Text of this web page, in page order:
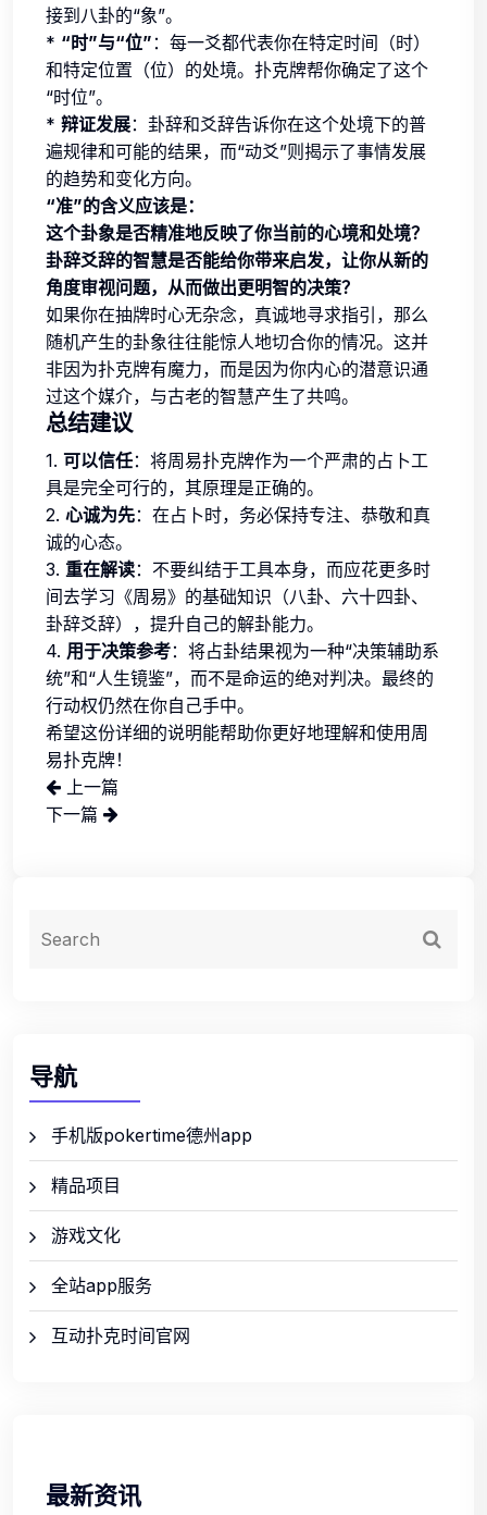
接到八卦的“象”。
* “时”与“位” ：每一爻都代表你在特定时间（时）
和特定位置（位）的处境。扑克牌帮你确定了这个
“时位”。
* 辩证发展：卦辞和爻辞告诉你在这个处境下的普
遍规律和可能的结果，而“动爻”则揭示了事情发展
的趋势和变化方向。
“准”的含义应该是：
这个卦象是否精准地反映了你当前的心境和处境？
卦辞爻辞的智慧是否能给你带来启发，让你从新的
角度审视问题，从而做出更明智的决策？
如果你在抽牌时心无杂念，真诚地寻求指引，那么
随机产生的卦象往往能惊人地切合你的情况。这并
非因为扑克牌有魔力，而是因为你内心的潜意识通
过这个媒介，与古老的智慧产生了共鸣。
总结建议
1. 可以信任：将周易扑克牌作为一个严肃的占卜工
具是完全可行的，其原理是正确的。
2. 心诚为先：在占卜时，务必保持专注、恭敬和真
诚的心态。
3. 重在解读：不要纠结于工具本身，而应花更多时
间去学习《周易》的基础知识（八卦、六十四卦、
卦辞爻辞），提升自己的解卦能力。
4. 用于决策参考：将占卦结果视为一种“决策辅助系
统”和“人生镜鉴”，而不是命运的绝对判决。最终的
行动权仍然在你自己手中。
希望这份详细的说明能帮助你更好地理解和使用周
易扑克牌！
上一篇
下一篇
导航
手机版pokertime德州app
精品项目
游戏文化
全站app服务
互动扑克时间官网
最新资讯